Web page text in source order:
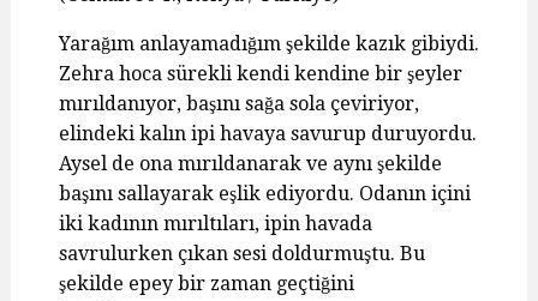
Yarağım anlayamadığım şekilde kazık gibiydi.
Zehra hoca sürekli kendi kendine bir şeyler
mırıldanıyor, başını sağa sola çeviriyor,
elindeki kalın ipi havaya savurup duruyordu.
Aysel de ona mırıldanarak ve aynı şekilde
başını sallayarak eşlik ediyordu. Odanın içini
iki kadının mırıltıları, ipin havada
savrulurken çıkan sesi doldurmuştu. Bu
şekilde epey bir zaman geçtiğini